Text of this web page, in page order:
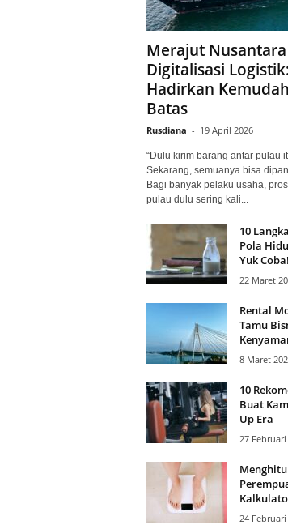
Merajut
Digitalisasi
Hadirkan
Batas
Rusdiana - 19 April 2026
“Dulu kirim barang antar pulau
Sekarang, semuanya bisa
Bagi banyak pelaku usaha,
pulau dulu sering kali...
10
Pola
Yuk Coba!
22 Maret
Rental
Tamu
8 Maret
10
Buat
Up Era
27 Februari
24 Februari